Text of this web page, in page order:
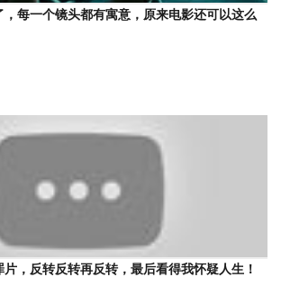
，每一个镜头都有寓意，原来电影还可以这么
片，反转反转再反转，最后看得我怀疑人生！